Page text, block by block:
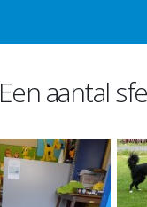
Een aantal